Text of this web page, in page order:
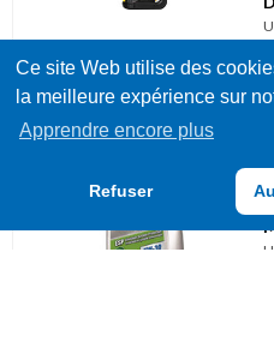
Ce site Web utilise des
la meilleure expérience sur
Apprendre encore plus
Refuser
Huiles / Liquides